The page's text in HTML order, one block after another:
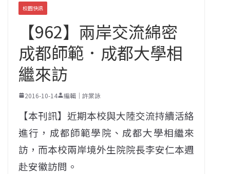
校園快訊
【962】兩岸交流綿密
成都師範．成都大學相
繼來訪
2016-10-14 編輯｜許棠詠
【本刊訊】近期本校與大陸交流持續活絡
進行，成都師範學院、成都大學相繼來
訪，而本校兩岸境外生院院長李安仁本週
赴安徽訪問。